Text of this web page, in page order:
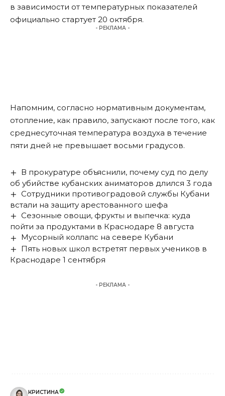
в зависимости от температурных показателей
официально стартует 20 октября.
- РЕКЛАМА -
Напомним, согласно нормативным документам,
отопление, как правило, запускают после того, как
среднесуточная температура воздуха в течение
пяти дней не превышает восьми градусов.
В прокуратуре объяснили, почему суд по делу
об убийстве кубанских аниматоров длился 3 года
Сотрудники противоградовой службы Кубани
встали на защиту арестованного шефа
Сезонные овощи, фрукты и выпечка: куда
пойти за продуктами в Краснодаре 8 августа
Мусорный коллапс на севере Кубани
Пять новых школ встретят первых учеников в
Краснодаре 1 сентября
- РЕКЛАМА -
КРИСТИНА